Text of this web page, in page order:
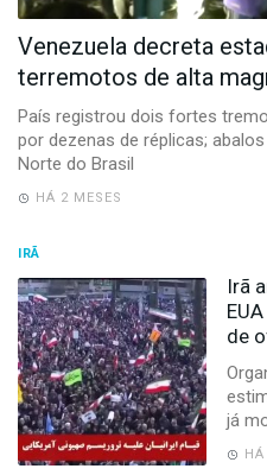
por
Hesea
Sistemas
Venezuela decreta
terremotos de alta
País registrou dois fortes
por dezenas de réplicas;
Norte do Brasil
HÁ 2 MESES
IRÃ
Irã
de
já